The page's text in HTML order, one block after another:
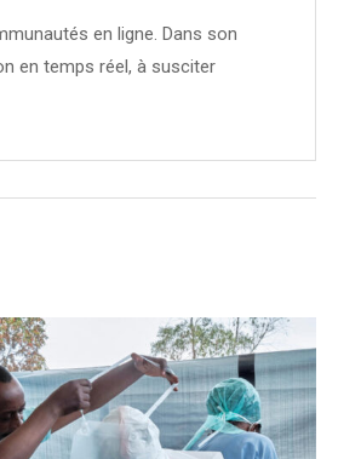
en ligne. Dans son
en temps réel, à susciter